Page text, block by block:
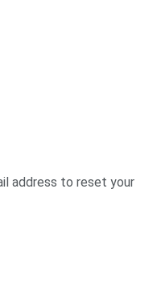
address to reset your